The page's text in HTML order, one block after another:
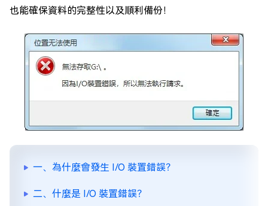
也能確保資料的完整性以及順利備份！
一、為什麼會發生 I/O 裝置錯誤？
二、什麼是 I/O 裝置錯誤？